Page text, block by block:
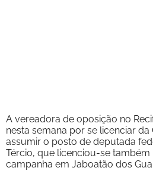
A vereadora de oposição no
nesta semana por se licenciar da
assumir o posto de deputada
Tércio, que licenciou-se
campanha em Jaboatão dos